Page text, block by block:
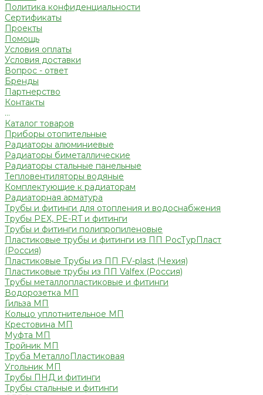
Политика конфиденциальности
Сертификаты
Проекты
Помощь
Условия оплаты
Условия доставки
Вопрос - ответ
Бренды
Партнерство
Контакты
...
Каталог товаров
Приборы отопительные
Радиаторы алюминиевые
Радиаторы биметаллические
Радиаторы стальные панельные
Тепловентиляторы водяные
Комплектующие к радиаторам
Радиаторная арматура
Трубы и фитинги для отопления и водоснабжения
Трубы PEX, PE-RT и фитинги
Трубы и фитинги полипропиленовые
Пластиковые трубы и фитинги из ПП РосТурПласт
(Россия)
Пластиковые Трубы из ПП FV-plast (Чехия)
Пластиковые трубы из ПП Valfex (Россия)
Трубы металлопластиковые и фитинги
Водорозетка МП
Гильза МП
Кольцо уплотнительное МП
Крестовина МП
Муфта МП
Тройник МП
Труба МеталлоПластиковая
Угольник МП
Трубы ПНД и фитинги
Трубы стальные и фитинги